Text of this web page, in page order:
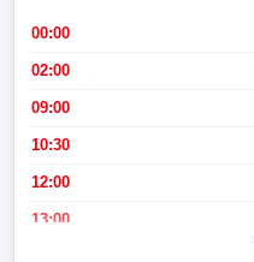
00:00
02:00
09:00
10:30
12:00
13:00